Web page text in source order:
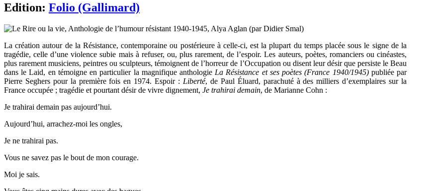
Edition: Folio (Gallimard)
La création autour de la Résistance, contemporaine ou postérieure à celle-ci, est la plupart du temps placée sous le signe de la
tragédie, celle d’une violence subie mais à refuser, ou, plus rarement, de l’espoir. Les auteurs, poètes, romanciers ou cinéastes,
plus rarement musiciens, peintres ou sculpteurs, témoignent de l’horreur de l’Occupation ou disent leur désir que persiste le Beau
dans le Laid, en témoigne en particulier la magnifique anthologie La Résistance et ses poètes (France 1940/1945)publiée par
Pierre Seghers pour la première fois en 1974. Espoir : Liberté, de Paul Éluard, parachuté à des milliers d’exemplaires sur la
France occupée ; tragédie et pourtant désir de vivre dignement, Je trahirai demain, de Marianne Cohn :
Je trahirai demain pas aujourd’hui.
Aujourd’hui, arrachez-moi les ongles,
Je ne trahirai pas.
Vous ne savez pas le bout de mon courage.
Moi je sais.